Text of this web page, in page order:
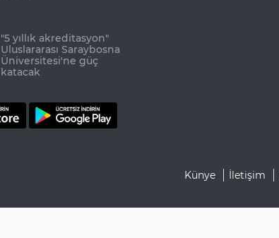
"5 yıllık akreditasyon"
Uluslararası Saraybosna
Üniversitesi'ne güç
katacak
Künye İletişim